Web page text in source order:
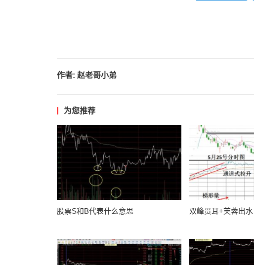
作者: 赵老哥小弟
为您推荐
股票S和B代表什么意思 双峰贯耳+芙蓉出水